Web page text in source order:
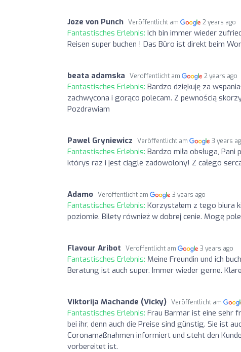
Joze von Punch Veröffentlicht am 2 years ago
Fantastisches Erlebnis: Ich bin immer wieder
Reisen super buchen ! Das Büro ist direkt beim
beata adamska Veröffentlicht am 2 years ago
Fantastisches Erlebnis: Bardzo dziękuję za
zachwycona i gorąco polecam. Z pewnością
Pozdrawiam
Pawel Gryniewicz Veröffentlicht am 3 years
Fantastisches Erlebnis: Bardzo miła obsługa,
którys raz i jest ciągle zadowolony! Z całego
Adamo Veröffentlicht am 3 years ago
Fantastisches Erlebnis: Korzystałem z tego biura
poziomie. Bilety również w dobrej cenie. Mogę
Flavour Aribot Veröffentlicht am 3 years ago
Fantastisches Erlebnis: Meine Freundin und ich
Beratung ist auch super. Immer wieder gerne.
Viktorija Machande (Vicky) Veröffentlicht am
Fantastisches Erlebnis: Frau Barmar ist eine sehr
bei ihr, denn auch die Preise sind günstig. Sie ist
Coronamaßnahmen informiert und steht den
vorbereitet ist.